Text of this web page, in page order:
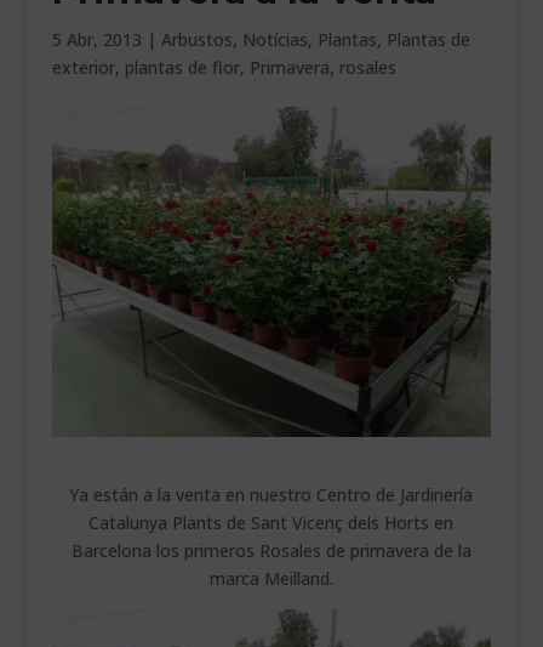
MASCOTAS
HORARIO GARDEN
CONTACTAR
BLOG
___________________________
5 Abr, 2013 | Arbustos, Notícias, Plantas, Plantas de
exterior, plantas de flor, Primavera, rosales
Ya están a la venta en nuestro Centro de Jardinería
Catalunya Plants de Sant Vicenç dels Horts en
Barcelona los primeros Rosales de primavera de la
marca Meilland.